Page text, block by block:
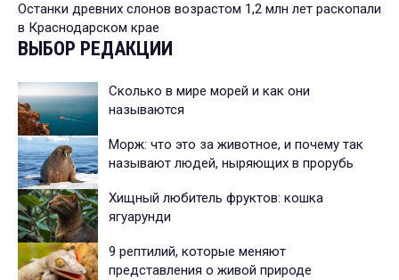
Останки древних слонов возрастом 1,2 млн лет раскопали
в Краснодарском крае
ВЫБОР РЕДАКЦИИ
Сколько в мире морей и как они
называются
Морж: что это за животное, и почему так
называют людей, ныряющих в прорубь
Хищный любитель фруктов: кошка
ягуарунди
9 рептилий, которые меняют
представления о живой природе